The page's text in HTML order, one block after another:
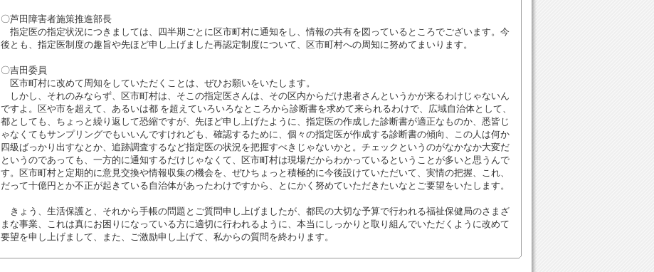
〇芦田障害者施策推進部長
指定医の指定状況につきましては、四半期ごとに区市町村に通知をし、情報の共有を図っているところでございます。今
後とも、指定医制度の趣旨や先ほど申し上げました再認定制度について、区市町村への周知に努めてまいります。
〇吉田委員
区市町村に改めて周知をしていただくことは、ぜひお願いをいたします。
しかし、それのみならず、区市町村は、そこの指定医さんは、その区内からだけ患者さんというかが来るわけじゃないん
ですよ。区や市を超えて、あるいは都 を超えていろいろなところから診断書を求めて来られるわけで、広域自治体として、
都としても、ちょっと繰り返して恐縮ですが、先ほど申し上げたように、指定医の作成した診断書が適正なものか、悉皆じ
ゃなくてもサンプリングでもいいんですけれども、確認するために、個々の指定医が作成する診断書の傾向、この人は何か
四級ばっかり出すなとか、追跡調査するなど指定医の状況を把握すべきじゃないかと。チェックというのがなかなか大変だ
というのであっても、一方的に通知するだけじゃなくて、区市町村は現場だからわかっているということが多いと思うんで
す。区市町村と定期的に意見交換や情報収集の機会を、ぜひちょっと積極的に今後設けていただいて、実情の把握、これ、
だって十億円とか不正が起きている自治体があったわけですから、とにかく努めていただきたいなとご要望をいたします。
きょう、生活保護と、それから手帳の問題とご質問申し上げましたが、都民の大切な予算で行われる福祉保健局のさまざ
まな事業、これは真にお困りになっている方に適切に行われるように、本当にしっかりと取り組んでいただくように改めて
要望を申し上げまして、また、ご激励申し上げて、私からの質問を終わります。